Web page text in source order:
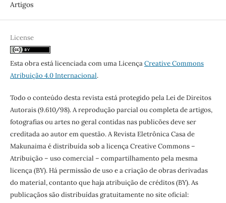
Artigos
License
Esta obra está licenciada com uma LicençaCreative Commons
Atribuição 4.0 Internacional.
Todo o conteúdo desta revista está protegido pela Lei de Direitos
Autorais (9.610/98). A reprodução parcial ou completa de artigos,
fotografias ou artes no geral contidas nas publicões deve ser
creditada ao autor em questão. A Revista Eletrônica Casa de
Makunaima é distribuída sob a licença Creative Commons –
Atribuição – uso comercial – compartilhamento pela mesma
licença (BY). Há permissão de uso e a criação de obras derivadas
do material, contanto que haja atribuição de créditos (BY). As
publicaçãos são distribuídas gratuitamente no site oficial: